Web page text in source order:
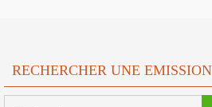
RECHERCHER UNE EMISSION